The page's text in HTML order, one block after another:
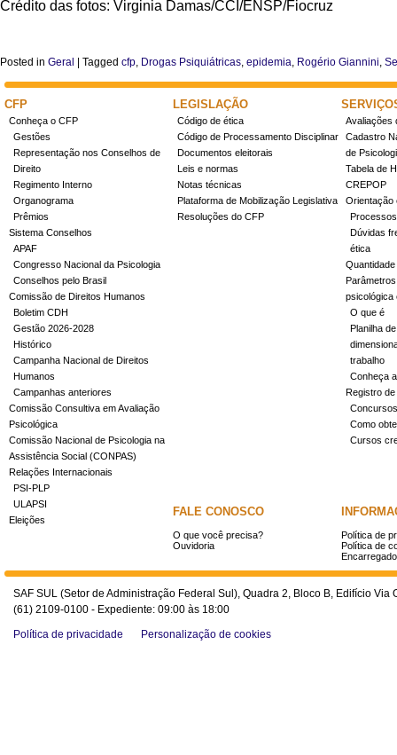
Crédito das fotos: Virginia Damas/CCI/ENSP/Fiocruz
Posted in Geral Tagged cfp, Drogas Psiquiátricas, epidemia, Rogério Giannini,
CFP
Conheça o CFP
Gestões
Representação nos Conselhos de
Direito
Regimento Interno
Organograma
Prêmios
Sistema Conselhos
APAF
Congresso Nacional da Psicologia
Conselhos pelo Brasil
Comissão de Direitos Humanos
Boletim CDH
Gestão 2026-2028
Histórico
Campanha Nacional de Direitos
Humanos
Campanhas anteriores
Comissão Consultiva em Avaliação
Psicológica
Comissão Nacional de Psicologia na
Assistência Social (CONPAS)
Relações Internacionais
PSI-PLP
ULAPSI
Eleições
LEGISLAÇÃO
Código de ética
Código de Processamento Disciplinar
Documentos eleitorais
Leis e normas
Notas técnicas
Plataforma de Mobilização Legislativa
Resoluções do CFP
Avaliações
Cadastro
de
Tabela de
CREPOP
Orientação
Dúvidas
ética
psicológica
O que é
Planilha
trabalho
Conheça
Registro
Concursos
Como
Cursos
FALE CONOSCO
O que você precisa?
Ouvidoria
Política de
Política de
SAF SUL (Setor de Administração Federal Sul), Quadra 2, Bloco B, Edifício
(61) 2109-0100 - Expediente: 09:00 às 18:00
Política de privacidade
Personalização de cookies